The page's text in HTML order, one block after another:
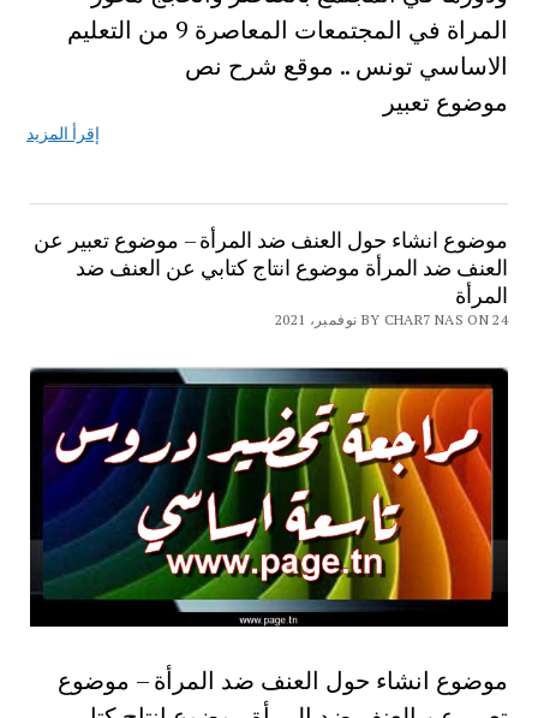
المراة في المجتمعات المعاصرة 9 من التعليم
الاساسي تونس .. موقع شرح نص
موضوع تعبير
إقرأ المزيد
موضوع انشاء حول العنف ضد المرأة – موضوع تعبير عن
العنف ضد المرأة موضوع انتاج كتابي عن العنف ضد
المرأة
BY CHAR7 NAS ON 24 نوفمبر، 2021
موضوع انشاء حول العنف ضد المرأة – موضوع